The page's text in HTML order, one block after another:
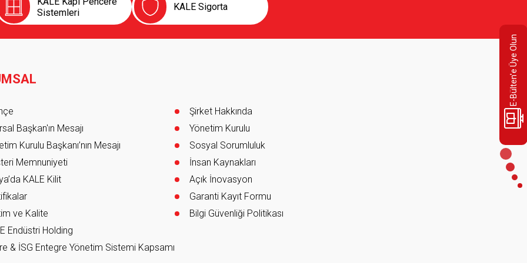
E-Bülten'e Üye Olun
Sistemleri
KALE Sigorta
Başkan'ın Mesajı
Kurulu Başkanı’nın Mesajı
Memnuniyeti
KALE Kilit
ve Kalite
Endüstri Holding
& İSG Entegre Yönetim Sistemi Kapsamı
Şirket Hakkında
Yönetim Kurulu
Sosyal Sorumluluk
İnsan Kaynakları
Açık İnovasyon
Garanti Kayıt Formu
Bilgi Güvenliği Politikası